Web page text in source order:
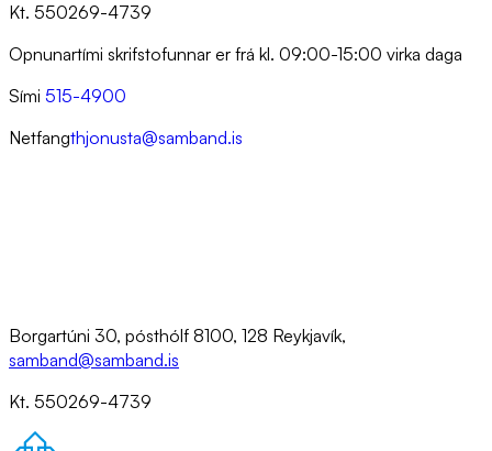
Kt. 550269-4739
Opnunartími skrifstofunnar er frá kl. 09:00-15:00 virka daga
Sími 515-4900
Netfangthjonusta@samband.is
Borgartúni 30, pósthólf 8100, 128 Reykjavík,
samband@samband.is
Kt. 550269-4739